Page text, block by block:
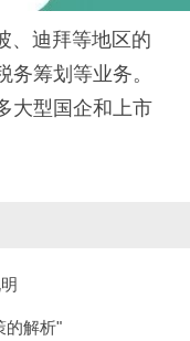
、迪拜等地区的
筹划等业务。
大型国企和上市
的解析"